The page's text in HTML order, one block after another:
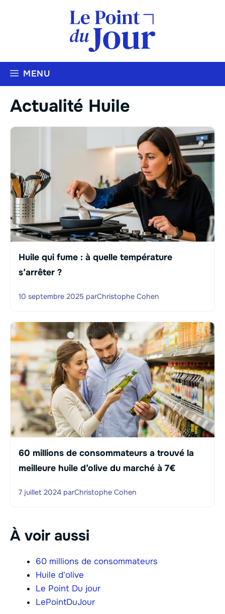
MENU
Actualité Huile
Huile qui fume : à quelle température
s’arrêter ?
10 septembre 2025 parChristophe Cohen
60 millions de consommateurs a trouvé la
meilleure huile d’olive du marché à 7€
7 juillet 2024 parChristophe Cohen
À voir aussi
60 millions de consommateurs
Huile d'olive
Le Point Du jour
LePointDuJour